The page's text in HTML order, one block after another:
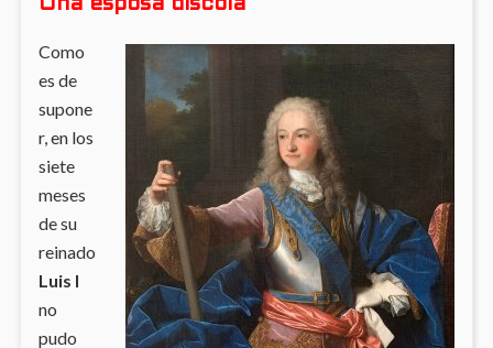
Una esposa díscola
Como
es de
supone
r, en los
siete
meses
de su
reinado
Luis I
no
pudo